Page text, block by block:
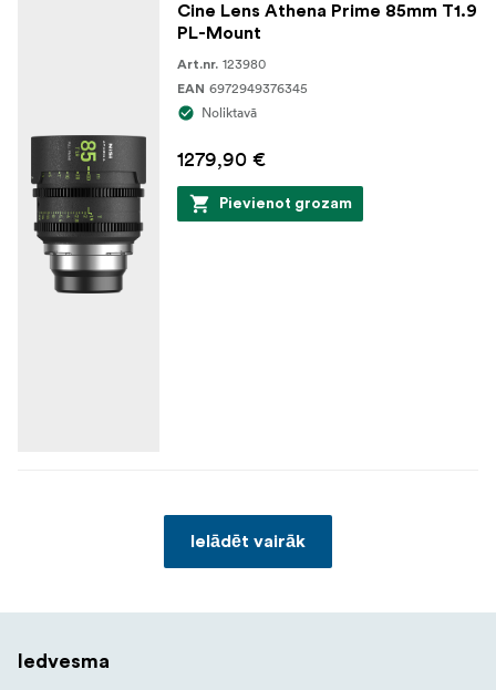
Cine Lens Athena Prime 85mm T1.9
PL-Mount
Art.nr. 123980
EAN 6972949376345
Noliktavā
1279,90 €
Pievienot grozam
Ielādēt vairāk
Iedvesma